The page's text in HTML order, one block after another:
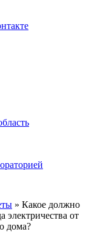
» Какое должно
электричества от
дома?